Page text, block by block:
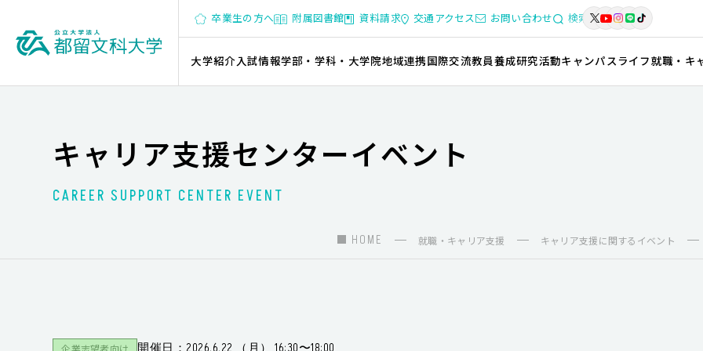
卒業生の方へ 附属図書館 資料請求 交通アクセス お問い合わせ 検索
大学紹介入試情報学部・学科・大学院地域連携国際交流教員養成研究活動キャンパスライフ就職・キ
キャリア支援センターイベント
CAREER SUPPORT CENTER EVENT
HOME 就職・キャリア支援 キャリア支援に関するイベント
企業志望者向け